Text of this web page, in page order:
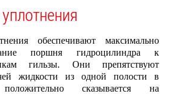
обеспечивают максимально
поршня гидроцилиндра к
гильзы. Они препятствуют
жидкости из одной полости в
сказывается на